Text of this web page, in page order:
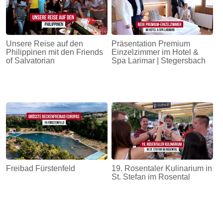
Unsere Reise auf den
Philippinen mit den Friends
of Salvatorian
Präsentation Premium
Einzelzimmer im Hotel &
Spa Larimar | Stegersbach
Freibad Fürstenfeld
19. Rosentaler Kulinarium in
St. Stefan im Rosental